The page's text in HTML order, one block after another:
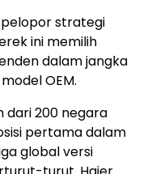
pelopor strategi
ini memilih
dalam jangka
OEM.
dari 200 negara
pertama dalam
global versi